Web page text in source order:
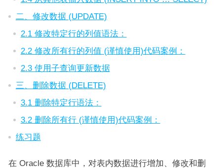
二、修改数据 (UPDATE)
2.1 修改特定行的列值语法：
2.2 修改所有行的列值 (谨慎使用)代码案例：
2.3 使用子查询更新数据
三、删除数据 (DELETE)
3.1 删除特定行语法：
3.2 删除所有行 (谨慎使用)代码案例：
练习题
在 Oracle 数据库中，对表内数据进行增加、修改和删